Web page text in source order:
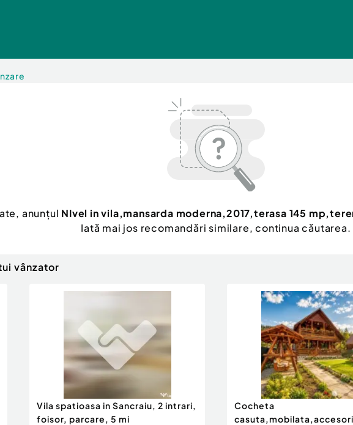
anunțul NIvel in vila,mansarda moderna,2017,terasa 145
Iată mai jos recomandări similare, continua căutarea.
vânzator
Vila spatioasa in Sancraiu, 2 intrari,
foisor, parcare, 5 mi
Cocheta